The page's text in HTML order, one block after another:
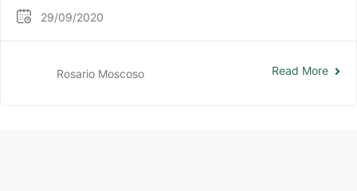
29/09/2020
Rosario Moscoso Read More